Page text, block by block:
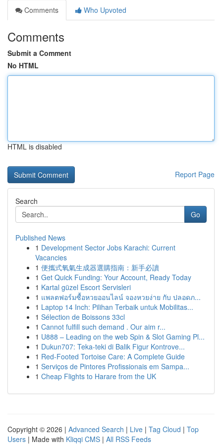
Comments
Who Upvoted
Comments
Submit a Comment
No HTML
HTML is disabled
Report Page
Search
Go
Published News
1 Development Sector Jobs Karachi: Current
Vacancies
1 便攜式氧氣生成器選購指南：新手必讀
1 Get Quick Funding: Your Account, Ready Today
1 Kartal güzel Escort Servisleri
1 แพลตฟอร์มซื้อหวยออนไลน์ จองหวยง่าย กับ ปลอดภ...
1 Laptop 14 Inch: Pilihan Terbaik untuk Mobilitas...
1 Sélection de Boissons 33cl
1 Cannot fulfill such demand . Our aim r...
1 U888 – Leading on the web Spin & Slot Gaming Pl...
1 Dukun707: Teka-teki di Balik Figur Kontrove...
1 Red-Footed Tortoise Care: A Complete Guide
1 Serviços de Pintores Profissionais em Sampa...
1 Cheap Flights to Harare from the UK
Copyright © 2026 | Advanced Search | Live | Tag Cloud | Top
Users | Made with Kliqqi CMS | All RSS Feeds